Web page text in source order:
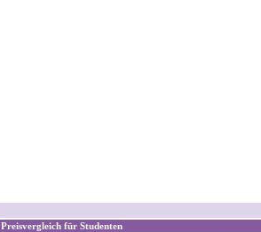
Preisvergleich für Studenten